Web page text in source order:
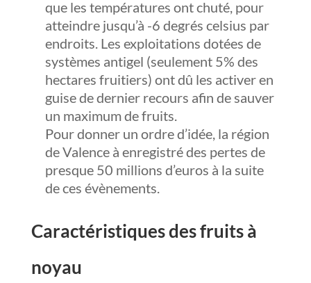
que les températures ont chuté, pour
atteindre jusqu’à -6 degrés celsius par
endroits. Les exploitations dotées de
systèmes antigel (seulement 5% des
hectares fruitiers) ont dû les activer en
guise de dernier recours afin de sauver
un maximum de fruits.
Pour donner un ordre d’idée, la région
de Valence à enregistré des pertes de
presque 50 millions d’euros à la suite
de ces évènements.
Caractéristiques des fruits à
noyau